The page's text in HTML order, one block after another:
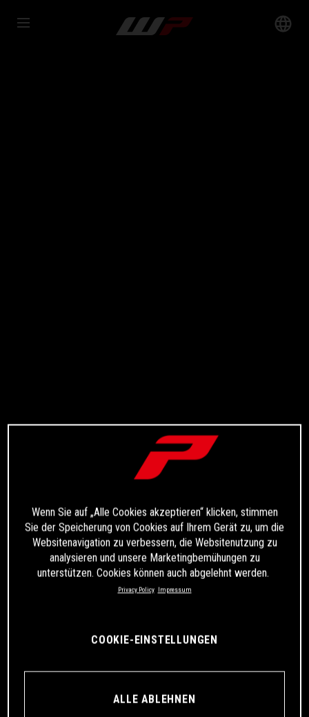
Wenn Sie auf „Alle Cookies akzeptieren“ klicken, stimmen
Sie der Speicherung von Cookies auf Ihrem Gerät zu, um die
Websitenavigation zu verbessern, die Websitenutzung zu
analysieren und unsere Marketingbemühungen zu
unterstützen. Cookies können auch abgelehnt werden.
Privacy Policy Impressum
COOKIE-EINSTELLUNGEN
ALLE ABLEHNEN